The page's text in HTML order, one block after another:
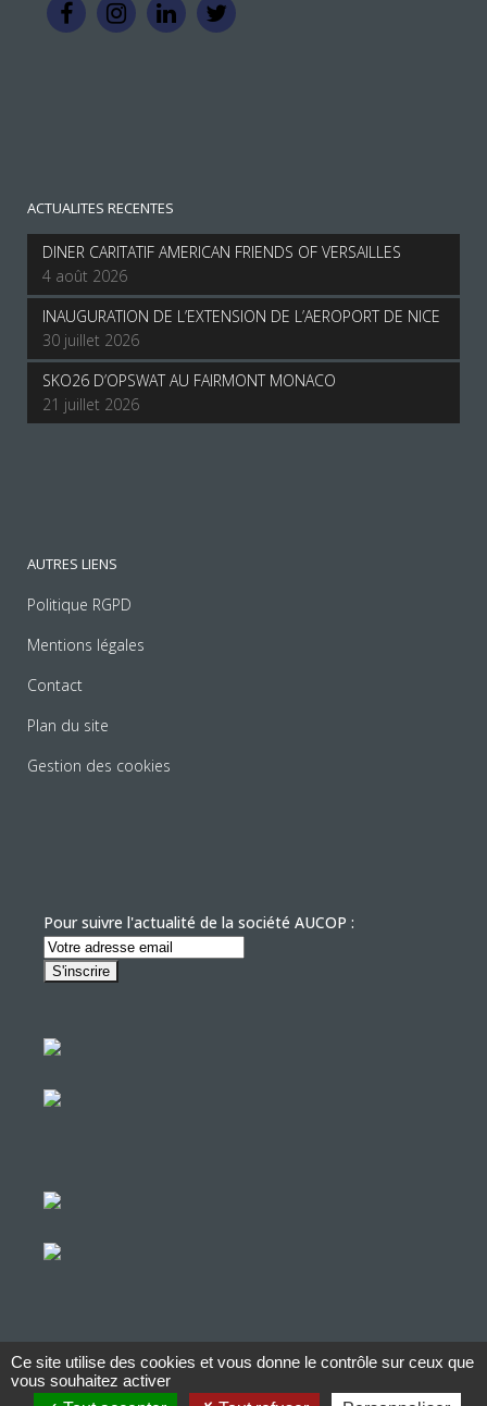
ACTUALITES RECENTES
DINER CARITATIF AMERICAN FRIENDS OF VERSAILLES
4 août 2026
INAUGURATION DE L’EXTENSION DE L’AEROPORT DE NICE
30 juillet 2026
SKO26 D’OPSWAT AU FAIRMONT MONACO
21 juillet 2026
AUTRES LIENS
Politique RGPD
Mentions légales
Contact
Plan du site
Gestion des cookies
Pour suivre l'actualité de la société AUCOP :
© Copyright Aucop – 2022
Ce site utilise des cookies et vous donne le contrôle sur ceux que
vous souhaitez activer